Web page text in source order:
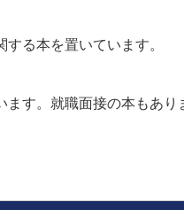
る本を置いています。
ます。就職面接の本もあり